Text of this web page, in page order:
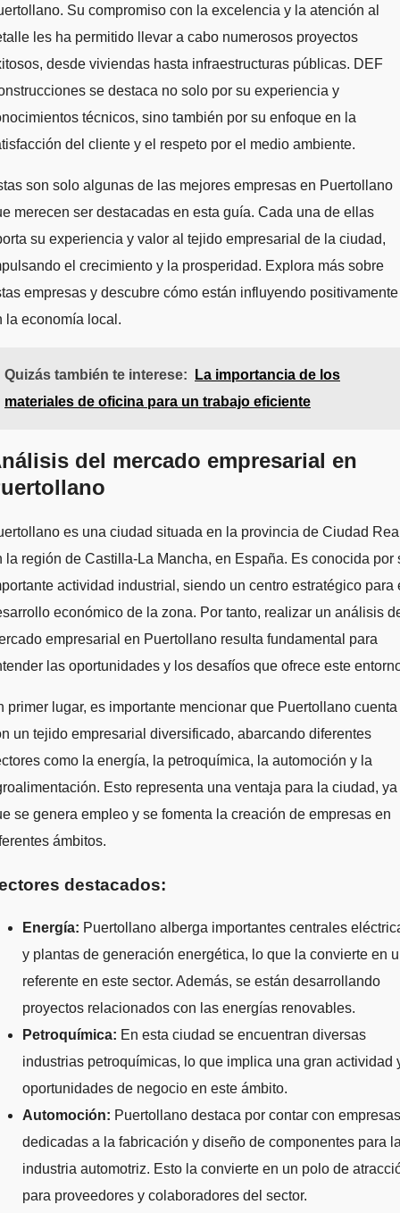
Su compromiso con la excelencia y la atención al
les ha permitido llevar a cabo numerosos proyectos
desde viviendas hasta infraestructuras públicas. DEF
se destaca no solo por su experiencia y
técnicos, sino también por su enfoque en la
del cliente y el respeto por el medio ambiente.
son solo algunas de las mejores empresas en Puertollano
merecen ser destacadas en esta guía. Cada una de ellas
su experiencia y valor al tejido empresarial de la ciudad,
el crecimiento y la prosperidad. Explora más sobre
empresas y descubre cómo están influyendo positivamente
la economía local.
Quizás también te interese:
La importancia de los
materiales de oficina para un trabajo eficiente
del mercado empresarial en
es una ciudad situada en la provincia de Ciudad
la región de Castilla-La Mancha, en España. Es conocida por
actividad industrial, siendo un centro estratégico para
económico de la zona. Por tanto, realizar un análisis
empresarial en Puertollano resulta fundamental para
las oportunidades y los desafíos que ofrece este
primer lugar, es importante mencionar que Puertollano cuenta
un tejido empresarial diversificado, abarcando diferentes
como la energía, la petroquímica, la automoción y la
Esto representa una ventaja para la ciudad, ya
se genera empleo y se fomenta la creación de empresas en
ámbitos.
destacados:
Energía: Puertollano alberga importantes centrales
y plantas de generación energética, lo que la convierte en
referente en este sector. Además, se están desarrollando
proyectos relacionados con las energías renovables.
Petroquímica: En esta ciudad se encuentran diversas
industrias petroquímicas, lo que implica una gran actividad
oportunidades de negocio en este ámbito.
Automoción: Puertollano destaca por contar con empresas
dedicadas a la fabricación y diseño de componentes para
industria automotriz. Esto la convierte en un polo de
para proveedores y colaboradores del sector.